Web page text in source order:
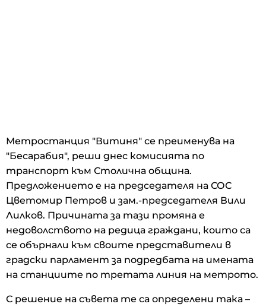
Метростанция "Витиня" се преименува на
"Бесарабия", реши днес комисията по
транспорт към Столична община.
Предложението е на председателя на СОС
Цветомир Петров и зам.-председателя Вили
Лилков. Причината за тази промяна е
недоволството на редица граждани, които са
се обърнали към своите представители в
градски парламент за подредбата на имената
на станциите по третата линия на метрото.
С решение на съвета те са определени така –